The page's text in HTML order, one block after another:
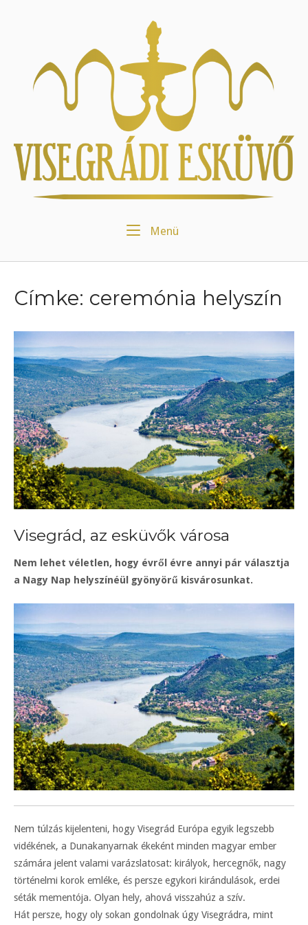
Menü
Címke: ceremónia helyszín
Visegrád, az esküvők városa
Nem lehet véletlen, hogy évről évre annyi pár választja
a Nagy Nap helyszínéül gyönyörű kisvárosunkat.
Nem túlzás kijelenteni, hogy Visegrád Európa egyik legszebb
vidékének, a Dunakanyarnak ékeként minden magyar ember
számára jelent valami varázslatosat: királyok, hercegnők, nagy
történelmi korok emléke, és persze egykori kirándulások, erdei
séták mementója. Olyan hely, ahová visszahúz a szív.
Hát persze, hogy oly sokan gondolnak úgy Visegrádra, mint